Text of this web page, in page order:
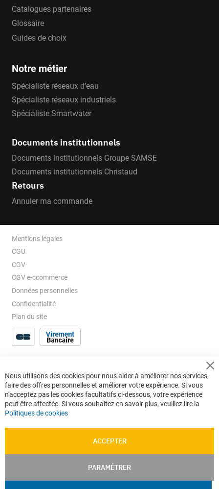
Catalogues partenaires
Glossaire
Guides de choix
Notre métier
Spécialiste réseaux d’eau
Spécialiste réseaux industriels
Spécialiste Smartwater
Documents institutionnels
Documents institutionnels Groupe SAMSE
Documents institutionnels Christaud
Retours
Annuler ma commande
Mentions légales
CGU
CGV
CGV e-ccommerce
Données personnelles
Confidentialité
Plan du site
Nous utilisons des cookies pour nous aider à améliorer nos services,
faire des offres personnelles et améliorer votre expérience. Si vous
n'acceptez pas les cookies facultatifs ci-dessous, votre expérience
peut être affectée. Si vous souhaitez en savoir plus, veuillez lire la
Politiques de cookies
ACCEPTER
PARAMÉTRER